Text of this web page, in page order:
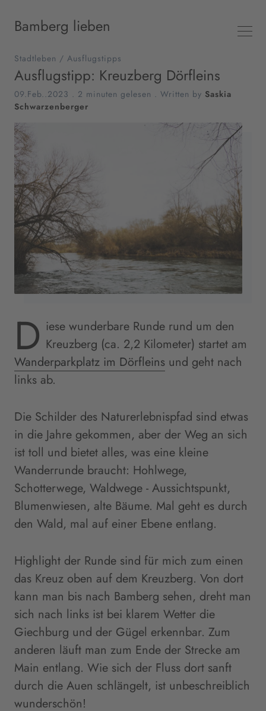
Bamberg lieben
Stadtleben / Ausflugstipps
Ausflugstipp: Kreuzberg Dörfleins
09.Feb..2023 . 2 minuten gelesen . Written by Saskia
Schwarzenberger
D iese wunderbare Runde rund um den
Kreuzberg (ca. 2,2 Kilometer) startet am
Wanderparkplatz im Dörfleins und geht nach
links ab.
Die Schilder des Naturerlebnispfad sind etwas
in die Jahre gekommen, aber der Weg an sich
ist toll und bietet alles, was eine kleine
Wanderrunde braucht: Hohlwege,
Schotterwege, Waldwege - Aussichtspunkt,
Blumenwiesen, alte Bäume. Mal geht es durch
den Wald, mal auf einer Ebene entlang.
Highlight der Runde sind für mich zum einen
das Kreuz oben auf dem Kreuzberg. Von dort
kann man bis nach Bamberg sehen, dreht man
sich nach links ist bei klarem Wetter die
Giechburg und der Gügel erkennbar. Zum
anderen läuft man zum Ende der Strecke am
Main entlang. Wie sich der Fluss dort sanft
durch die Auen schlängelt, ist unbeschreiblich
wunderschön!